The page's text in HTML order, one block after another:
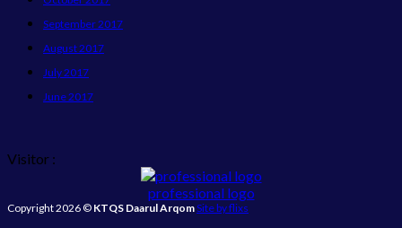
September 2017
August 2017
July 2017
June 2017
Visitor :
professional logo
Copyright 2026 © KTQS Daarul ArqomSite by flixs